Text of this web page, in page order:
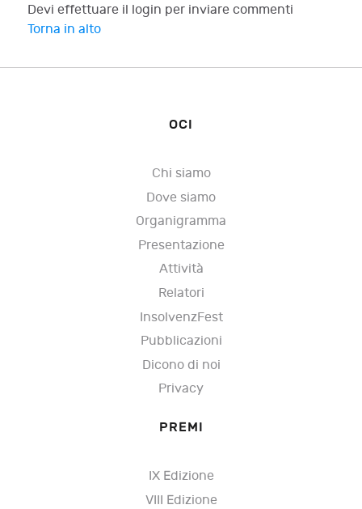
Devi effettuare il login per inviare commenti
Torna in alto
OCI
Chi siamo
Dove siamo
Organigramma
Presentazione
Attività
Relatori
InsolvenzFest
Pubblicazioni
Dicono di noi
Privacy
PREMI
IX Edizione
VIII Edizione